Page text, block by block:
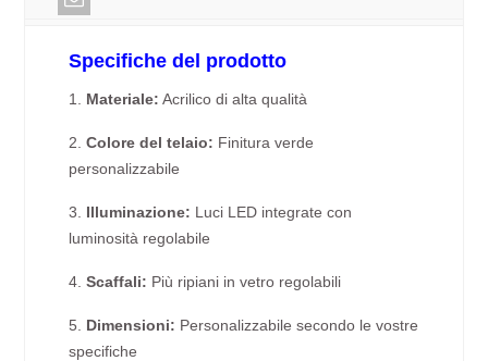
Specifiche del prodotto
1. Materiale: Acrilico di alta qualità
2.Colore del telaio: Finitura verde
personalizzabile
3. Illuminazione: Luci LED integrate con
luminosità regolabile
4.Scaffali: Più ripiani in vetro regolabili
5. Dimensioni: Personalizzabile secondo le vostre
specifiche